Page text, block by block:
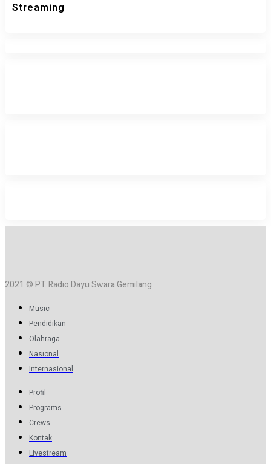
Streaming
2021 © PT. Radio Dayu Swara Gemilang
Music
Pendidikan
Olahraga
Nasional
Internasional
Profil
Programs
Crews
Kontak
Livestream